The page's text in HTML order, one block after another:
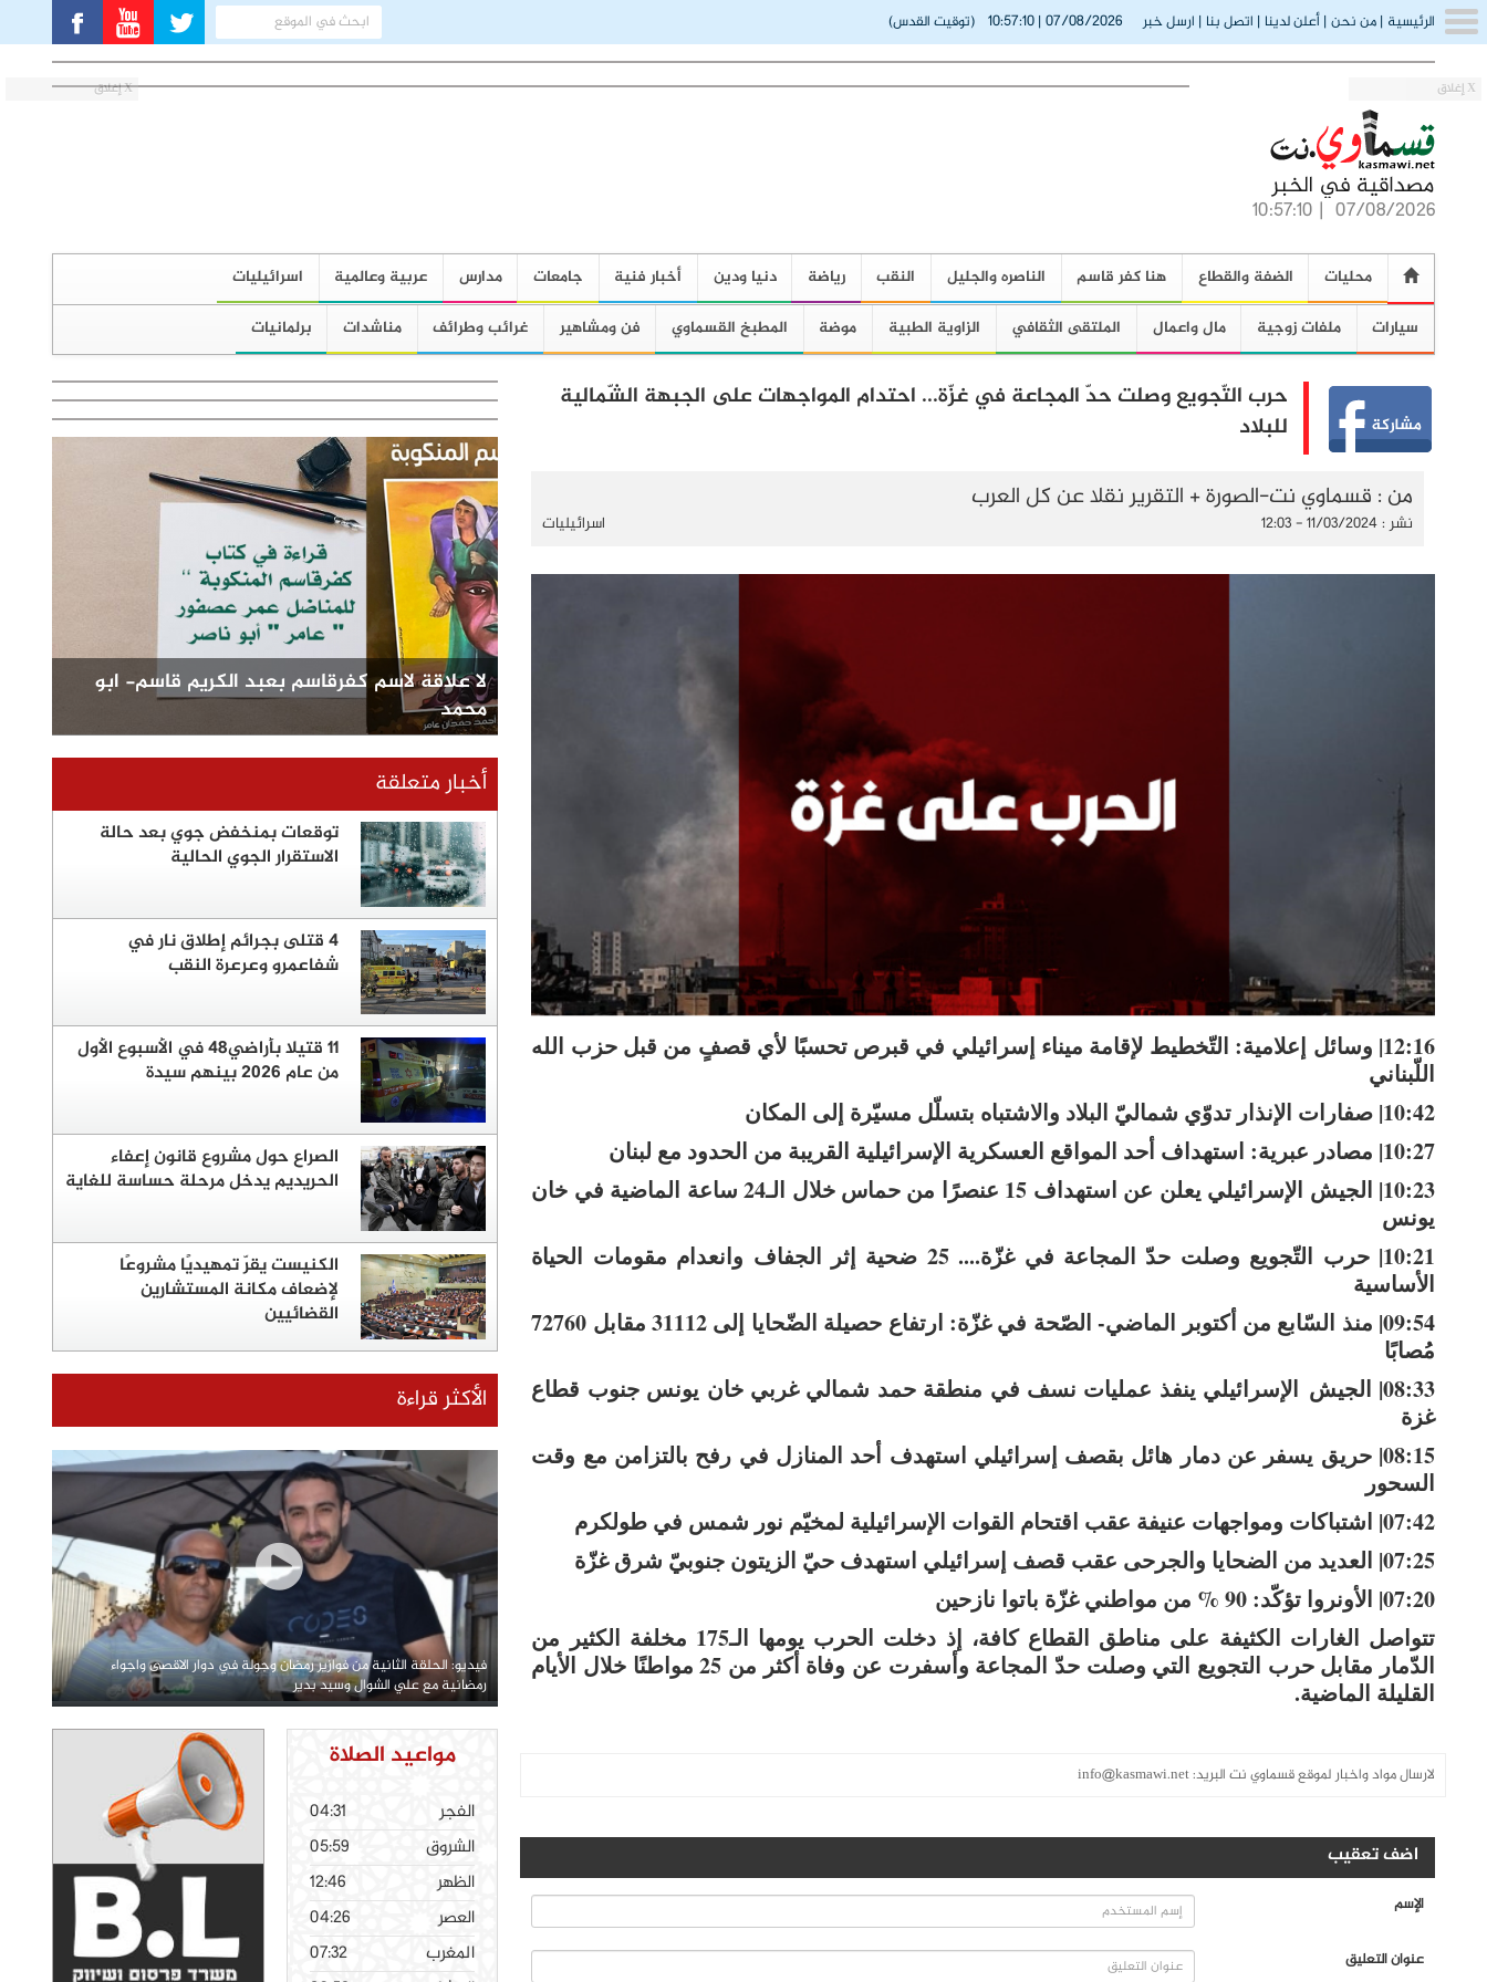
X إغلاق X إغلاق
الرئيسية |من نحن|أعلن لدينا | اتصل بنا | ارسل خبر 07/08/2026
|
10:57:11(توقيت القدس)
07/08/2026
|
10:57:11
محليات الضفة والقطاع هنا كفر قاسم الناصره والجليل النقب رياضة دنيا ودين أخبار فنية جامعات مدارس عربية وعالمية
اسرائيليات
سيارات
ملفات زوجية مال واعمال الملتقى الثقافي الزاوية الطبية موضة المطبخ القسماوي فن ومشاهير غرائب وطرائف مناشدات برلمانيات
حرب التّجويع وصلت حدّ المجاعة في غزّة... احتدام المواجهات على الجبهة الشّمالية
للبلاد
من : قسماوي نت-الصورة + التقرير نقلا عن كل العرب
نشر : 11/03/2024 - 12:03 اسرائيليات
12:16| وسائل إعلامية: التّخطيط لإقامة ميناء إسرائيلي في قبرص تحسبًا لأي قصفٍ من قبل حزب الله
اللّبناني
10:42| صفارات الإنذار تدوّي شماليّ البلاد والاشتباه بتسلّل مسيّرة إلى المكان
10:27| مصادر عبرية: استهداف أحد المواقع العسكرية الإسرائيلية القريبة من الحدود مع لبنان
10:23| الجيش الإسرائيلي يعلن عن استهداف 15 عنصرًا من حماس خلال الـ24 ساعة الماضية في خان
يونس
10:21| حرب التّجويع وصلت حدّ المجاعة في غزّة.... 25 ضحية إثر الجفاف وانعدام مقومات الحياة
الأساسية
09:54| منذ السّابع من أكتوبر الماضي- الصّحة في غزّة: ارتفاع حصيلة الضّحايا إلى 31112 مقابل 72760
مُصابًا
08:33| الجيش الإسرائيلي ينفذ عمليات نسف في منطقة حمد شمالي غربي خان يونس جنوب قطاع
غزة
08:15| حريق يسفر عن دمار هائل بقصف إسرائيلي استهدف أحد المنازل في رفح بالتزامن مع وقت
السحور
07:42| اشتباكات ومواجهات عنيفة عقب اقتحام القوات الإسرائيلية لمخيّم نور شمس في طولكرم
07:25| العديد من الضحايا والجرحى عقب قصف إسرائيلي استهدف حيّ الزيتون جنوبيّ شرق غزّة
07:20| الأونروا تؤكّد: 90 % من مواطني غزّة باتوا نازحين
تتواصل الغارات الكثيفة على مناطق القطاع كافة، إذ دخلت الحرب يومها الـ175 مخلفة الكثير من
الدّمار مقابل حرب التجويع التي وصلت حدّ المجاعة وأسفرت عن وفاة أكثر من 25 مواطنًا خلال الأيام
القليلة الماضية.
لارسال مواد واخبار لموقع قسماوي نت البريد:info@kasmawi.net
اضف تعقيب
الإسم
عنوان التعليق
لا علاقة لاسم كفرقاسم بعبد الكريم قاسم- ابو
محمد
أخبار متعلقة
توقعات بمنخفض جوي بعد حالة
الاستقرار الجوي الحالية
4 قتلى بجرائم إطلاق نار في
شفاعمرو وعرعرة النقب
11 قتيلا بأراضي48 في الأسبوع الأول
من عام 2026 بينهم سيدة
الصراع حول مشروع قانون إعفاء
الحريديم يدخل مرحلة حساسة للغاية
الكنيست يقرّ تمهيديًا مشروعًا
لإضعاف مكانة المستشارين
القضائيين
الأكثر قراءة
فيديو: الحلقة الثانية من فوازير رمضان وجولة في دوار الاقصى واجواء
رمضانية مع علي الشوال وسيد بدير
مواعيد الصلاة
الفجر
04:31
الشروق
05:59
الظهر
12:46
العصر
04:26
المغرب
07:32